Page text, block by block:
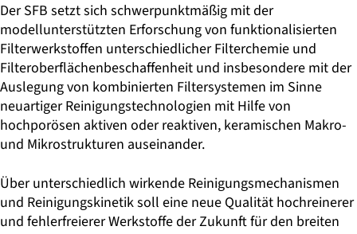
Der SFB setzt sich schwerpunktmäßig mit der
modellunterstützten Erforschung von funktionalisierten
Filterwerkstoffen unterschiedlicher Filterchemie und
Filterober­flächenbeschaffenheit und insbesondere mit der
Auslegung von kombinierten Fil­tersystemen im Sinne
neuartiger Reinigungstechnologien mit Hilfe von
hochporö­sen aktiven oder reaktiven, keramischen Makro-
und Mikrostrukturen auseinander.
Über unterschiedlich wirkende Reinigungsmechanismen
und Reinigungskinetik soll eine neue Qualität hochreinerer
und fehlerfreierer Werkstoffe der Zukunft für den breiten